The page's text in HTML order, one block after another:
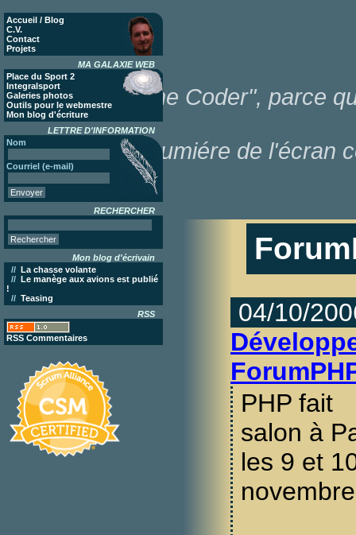
Accueil / Blog
C.V.
Contact
Projets
MA GALAXIE WEB
Place du Sport 2
Integralsport
Galeries photos
Outils pour le webmestre
Mon blog d'écriture
LETTRE D'INFORMATION
Nom
Courriel (e-mail)
RECHERCHER
Mon blog d'écrivain
// La chasse volante
// Le manège aux avions est publié
!
// Teasing
RSS
RSS Commentaires
"Poor Lonesome Coder", parce
dans la lumiére de l'écran
04/10/
PHP fait
salon à
les 9 et